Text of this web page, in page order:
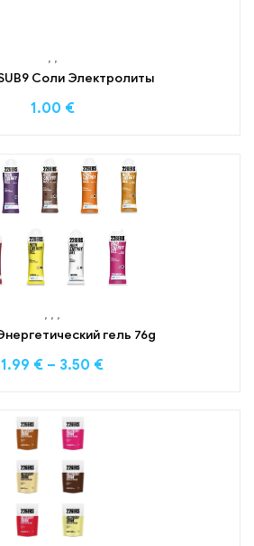
, ,
SUB9 Соли Электролиты
1.00 €
, , ,
гель 76g
1.99 € – 3.50 €